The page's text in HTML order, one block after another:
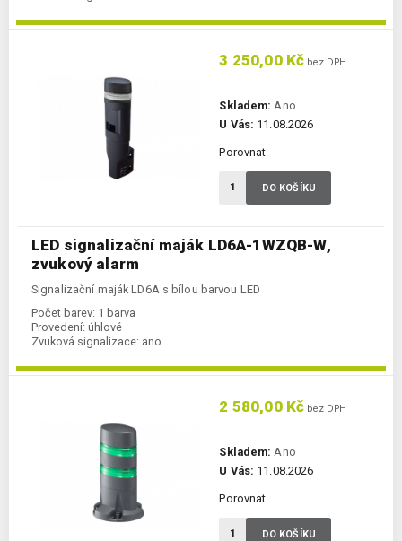
LED signalizační maják LD6A-1WZQB-W,
zvukový alarm
Signalizační maják LD6A s bílou barvou LED
Počet barev: 1 barva
Provedení: úhlové
Zvuková signalizace: ano
3 250,00 Kč bez DPH
Skladem: Ano
U Vás: 11.08.2026
Porovnat
DO KOŠÍKU
2 580,00 Kč bez DPH
Skladem: Ano
U Vás: 11.08.2026
Porovnat
DO KOŠÍKU